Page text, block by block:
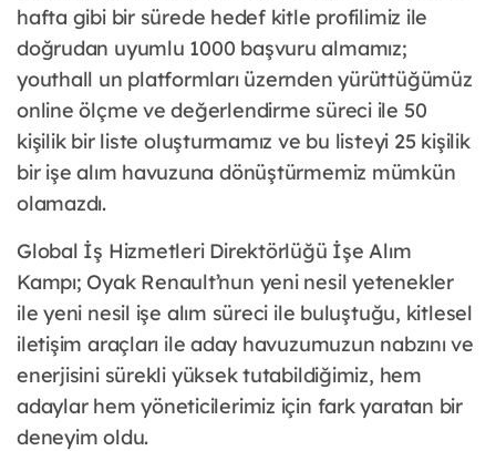
hafta gibi bir sürede hedef kitle profilimiz ile
doğrudan uyumlu 1000 başvuru almamız;
youthall un platformları üzernden yürüttüğümüz
online ölçme ve değerlendirme süreci ile 50
kişilik bir liste oluşturmamız ve bu listeyi 25 kişilik
bir işe alım havuzuna dönüştürmemiz mümkün
olamazdı.
Global İş Hizmetleri Direktörlüğü İşe Alım
Kampı; Oyak Renault’nun yeni nesil yetenekler
ile yeni nesil işe alım süreci ile buluştuğu, kitlesel
iletişim araçları ile aday havuzumuzun nabzını ve
enerjisini sürekli yüksek tutabildiğimiz, hem
adaylar hem yöneticilerimiz için fark yaratan bir
deneyim oldu.